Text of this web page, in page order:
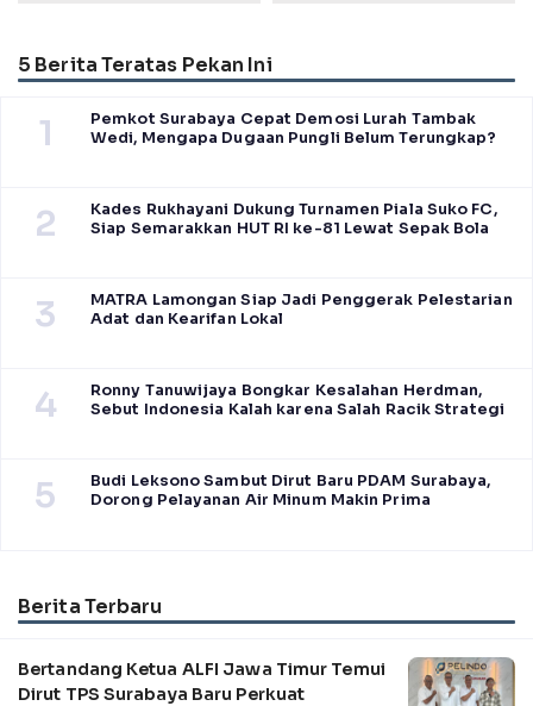
5 Berita Teratas Pekan Ini
1
Pemkot Surabaya Cepat Demosi Lurah Tambak
Wedi, Mengapa Dugaan Pungli Belum Terungkap?
2
Kades Rukhayani Dukung Turnamen Piala Suko FC,
Siap Semarakkan HUT RI ke-81 Lewat Sepak Bola
3
MATRA Lamongan Siap Jadi Penggerak Pelestarian
Adat dan Kearifan Lokal
4
Ronny Tanuwijaya Bongkar Kesalahan Herdman,
Sebut Indonesia Kalah karena Salah Racik Strategi
5
Budi Leksono Sambut Dirut Baru PDAM Surabaya,
Dorong Pelayanan Air Minum Makin Prima
Berita Terbaru
Bertandang Ketua ALFI Jawa Timur Temui
Dirut TPS Surabaya Baru Perkuat